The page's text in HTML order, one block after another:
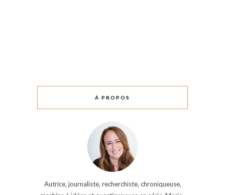
À PROPOS
Autrice, journaliste, recherchiste, chroniqueuse,